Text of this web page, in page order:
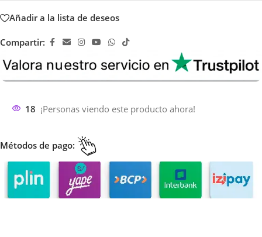
Añadir a la lista de deseos
Compartir:
18 ¡Personas viendo este producto ahora!
Métodos de pago: